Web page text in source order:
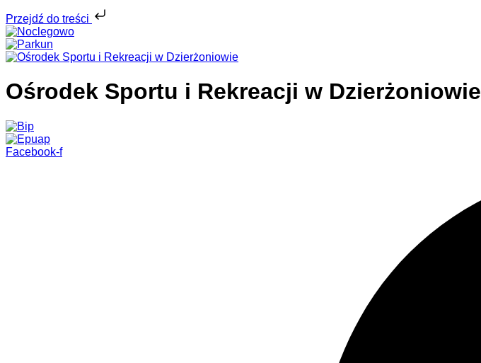
Przejdź do treści
Ośrodek Sportu i Rekreacji w Dzierżoniowie
Facebook-f